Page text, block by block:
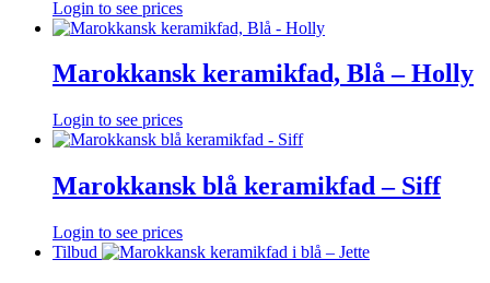
Login to see prices
Marokkansk keramikfad, Blå – Holly
Login to see prices
Marokkansk blå keramikfad – Siff
Login to see prices
Tilbud